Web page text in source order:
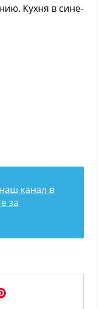
Кухня в сине-
канал в
за